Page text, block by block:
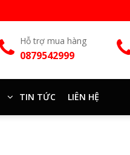
Hỗ trợ mua hàng
0879542999
TIN TỨC LIÊN HỆ